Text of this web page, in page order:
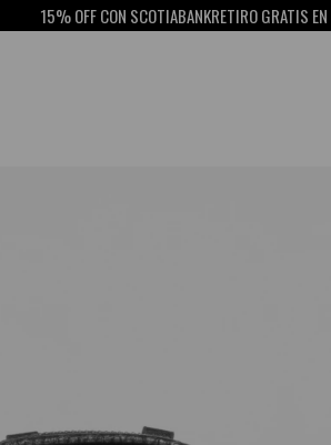
15% OFF CON SCOTIABANKRETIRO GRATIS EN PICK UP